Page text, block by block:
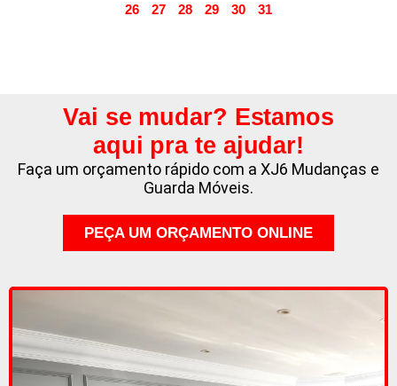
26
27 28 29 30 31
Vai se mudar? Estamos
aqui pra te ajudar!
Faça um orçamento rápido com a XJ6 Mudanças e
Guarda Móveis.
PEÇA UM ORÇAMENTO ONLINE